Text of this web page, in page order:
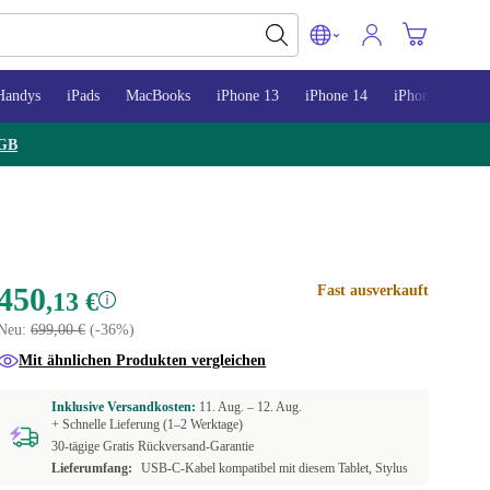
iPads MacBooks iPhone 13 iPhone 14 iPhone 15
,13 €
699,00 €(-36%)
Fast ausverkauft
Mit ähnlichen Produkten vergleichen
Inklusive Versandkosten: 11. Aug. – 12. Aug.
+ Schnelle Lieferung (1–2 Werktage)
30-tägige Gratis Rückversand-Garantie
Lieferumfang:
USB-C-Kabel kompatibel mit diesem Tablet, Stylus